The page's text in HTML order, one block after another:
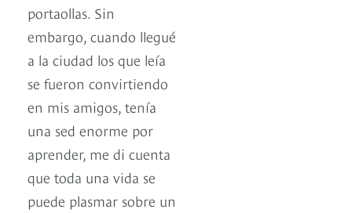
portaollas. Sin
embargo, cuando llegué
a la ciudad los que leía
se fueron convirtiendo
en mis amigos, tenía
una sed enorme por
aprender, me di cuenta
que toda una vida se
puede plasmar sobre un